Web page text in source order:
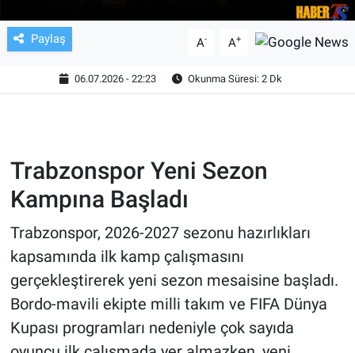
Paylaş A- A+
06.07.2026 - 22:23 Okunma Süresi: 2 Dk
Trabzonspor Yeni Sezon
Kampına Başladı
Trabzonspor, 2026-2027 sezonu hazırlıkları
kapsamında ilk kamp çalışmasını
gerçekleştirerek yeni sezon mesaisine başladı.
Bordo-mavili ekipte milli takım ve FIFA Dünya
Kupası programları nedeniyle çok sayıda
ASAYİŞ
EKONOMİ
HABERDE İNSAN
POLİTİKA
SPOR
MAGAZİN